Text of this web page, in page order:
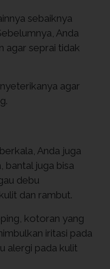
sebaiknya
Anda
agar seprai tidak
agar
Anda juga
bantal juga bisa
debu
dan rambut.
kotoran yang
iritasi pada
alergi pada kulit